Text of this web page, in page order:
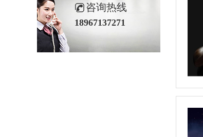
咨询热线
18967137271